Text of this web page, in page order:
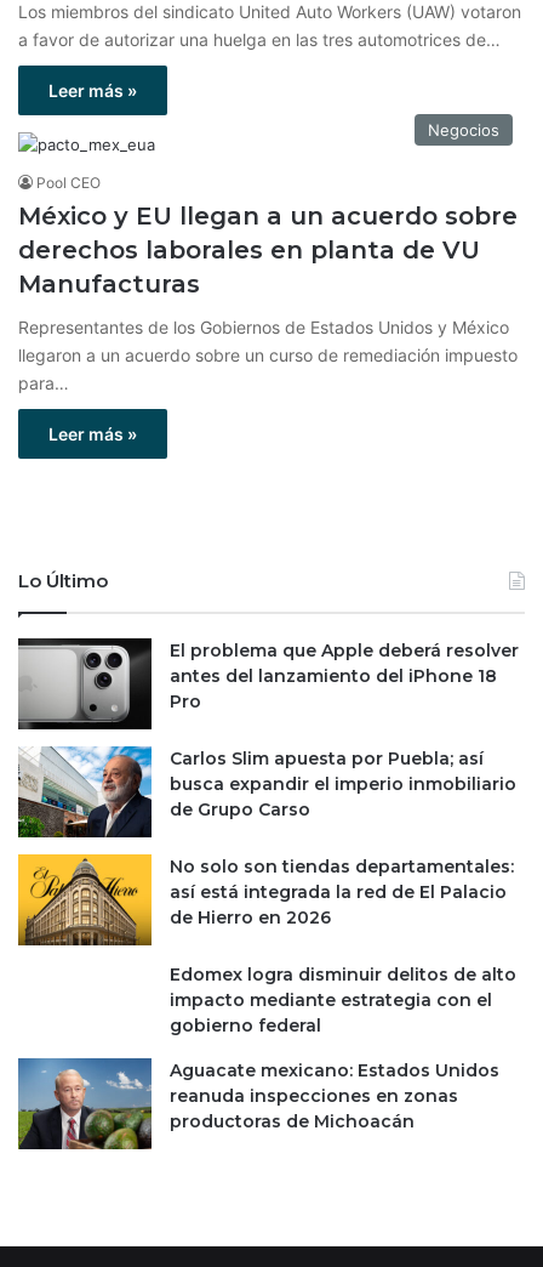
Los miembros del sindicato United Auto Workers (UAW) votaron
a favor de autorizar una huelga en las tres automotrices de…
Leer más »
Negocios
Pool CEO
México y EU llegan a un acuerdo sobre
derechos laborales en planta de VU
Manufacturas
Representantes de los Gobiernos de Estados Unidos y México
llegaron a un acuerdo sobre un curso de remediación impuesto
para…
Leer más »
Lo Último
El problema que Apple deberá resolver
antes del lanzamiento del iPhone 18
Pro
Carlos Slim apuesta por Puebla; así
busca expandir el imperio inmobiliario
de Grupo Carso
No solo son tiendas departamentales:
así está integrada la red de El Palacio
de Hierro en 2026
Edomex logra disminuir delitos de alto
impacto mediante estrategia con el
gobierno federal
Aguacate mexicano: Estados Unidos
reanuda inspecciones en zonas
productoras de Michoacán